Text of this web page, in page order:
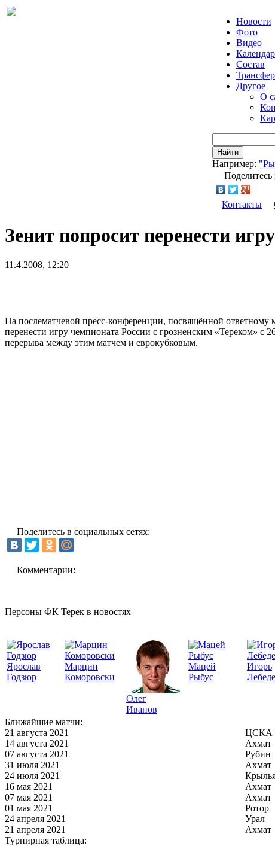
Новости
Фото
Видео
Состав
Другое
О
Найти
Например:
Поделитесь
Контакты
Зенит попросит перенести
11.4.2008, 12:20
На послематчевой пресс-конференции, посвящённой
перенести игру чемпионата России с грозненским «Тереком»
перерыва между этим матчем и еврокубковым.
Поделитесь в социальных сетях:
Комментарии:
Персоны ФК Терек в новостях
Ярослав
Годзюр
Марцин
Коморовски
Олег
Иванов
Мацей
Рыбус
Игорь
Ближайшие матчи:
21 августа 2021
ЦСКА
14 августа 2021
Ахмат
07 августа 2021
Рубин
31 июля 2021
Ахмат
24 июля 2021
16 мая 2021
Ахмат
07 мая 2021
Ахмат
01 мая 2021
Ротор
24 апреля 2021
Урал
21 апреля 2021
Ахмат
Турнирная таблица: